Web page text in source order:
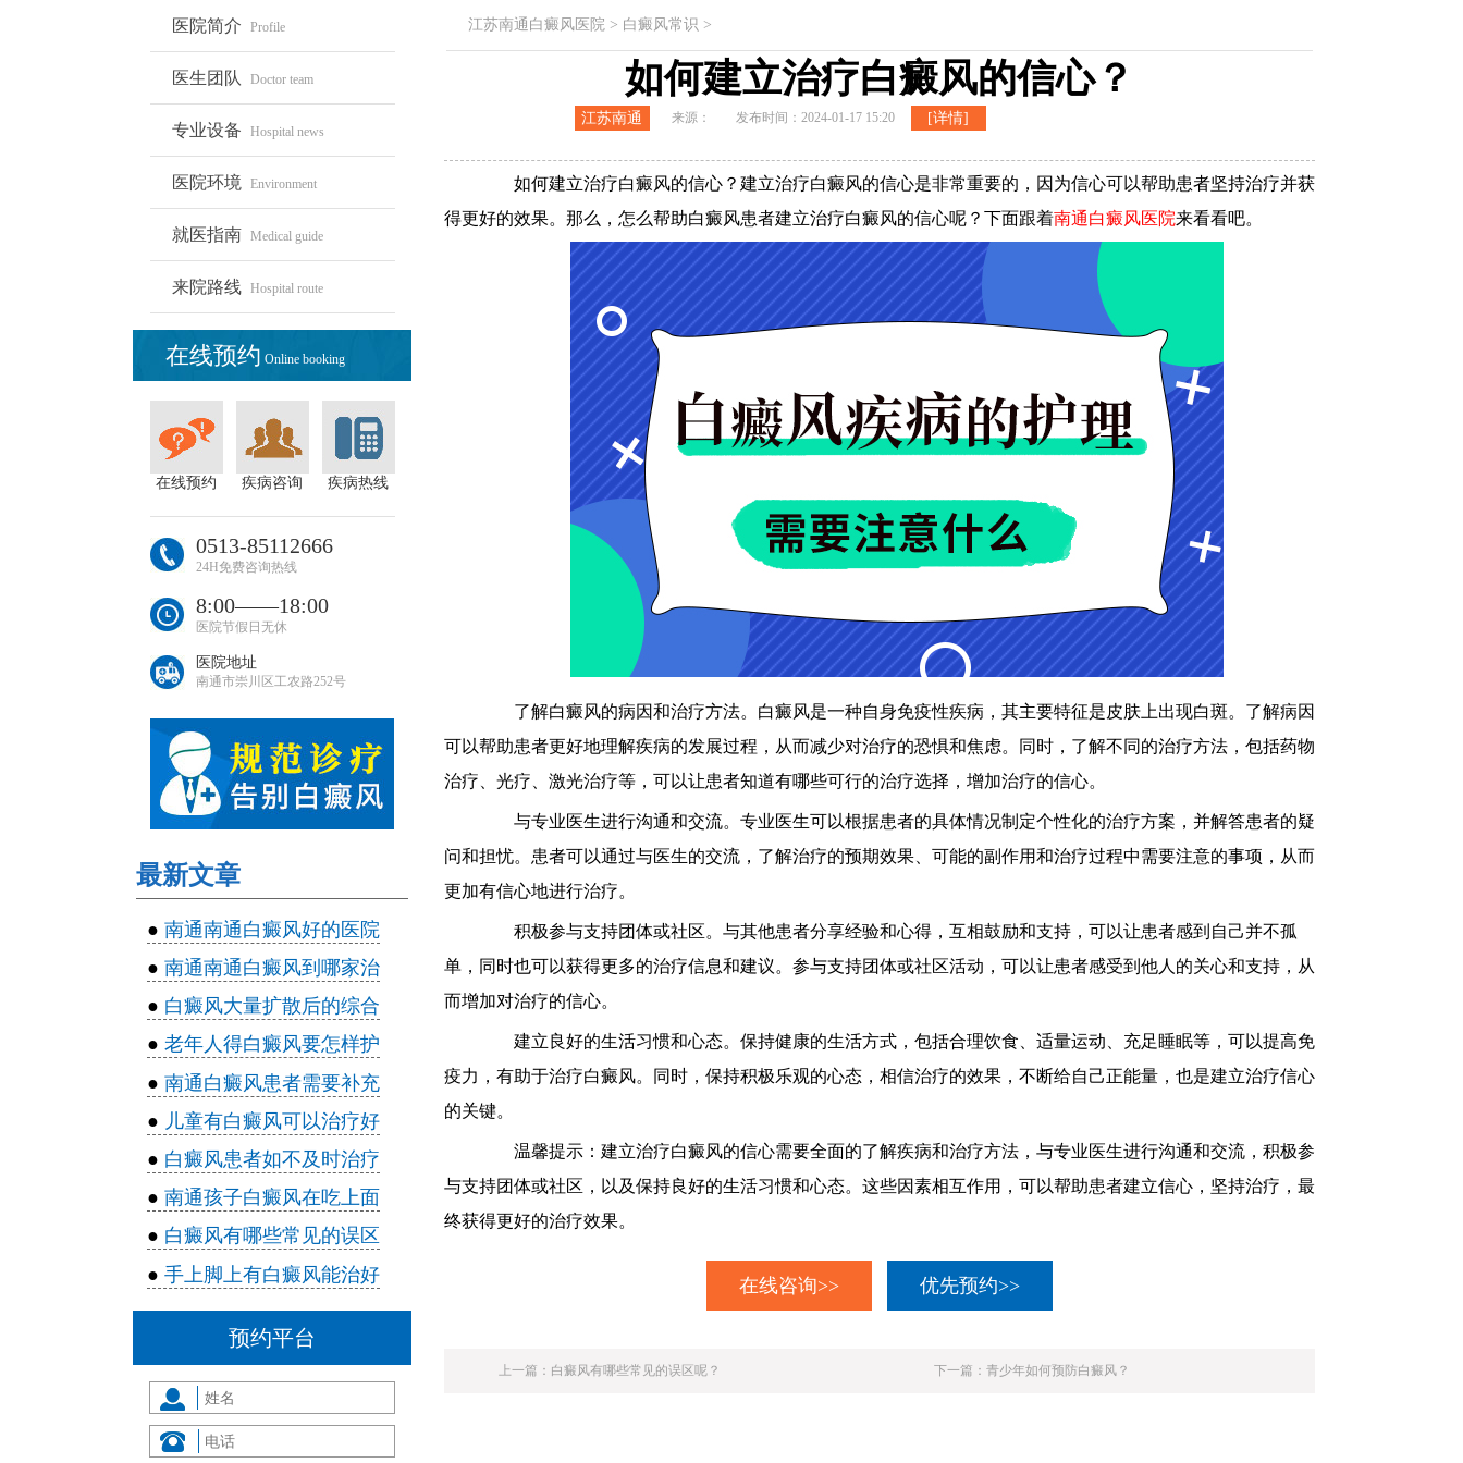
医院简介 Profile
医生团队 Doctor team
专业设备 Hospital news
医院环境 Environment
就医指南 Medical guide
来院路线 Hospital route
在线预约 Online booking
在线预约 疾病咨询 疾病热线
0513-85112666
24H免费咨询热线
8:00――18:00
医院节假日无休
医院地址
南通市崇川区工农路252号
最新文章
● 南通南通白癜风好的医院
● 南通南通白癜风到哪家治
● 白癜风大量扩散后的综合
● 老年人得白癜风要怎样护
● 南通白癜风患者需要补充
● 儿童有白癜风可以治疗好
● 白癜风患者如不及时治疗
● 南通孩子白癜风在吃上面
● 白癜风有哪些常见的误区
● 手上脚上有白癜风能治好
预约平台
江苏南通白癜风医院> 白癜风常识 >
如何建立治疗白癜风的信心？
来源：
江苏南通
发布时间：2024-01-17 15:20 [详情]
如何建立治疗白癜风的信心？建立治疗白癜风的信心是非常重要的，因为信心可以帮助患者坚持治疗并获
得更好的效果。那么，怎么帮助白癜风患者建立治疗白癜风的信心呢？下面跟着南通白癜风医院来看看吧。
了解白癜风的病因和治疗方法。白癜风是一种自身免疫性疾病，其主要特征是皮肤上出现白斑。了解病因
可以帮助患者更好地理解疾病的发展过程，从而减少对治疗的恐惧和焦虑。同时，了解不同的治疗方法，包括药物
治疗、光疗、激光治疗等，可以让患者知道有哪些可行的治疗选择，增加治疗的信心。
与专业医生进行沟通和交流。专业医生可以根据患者的具体情况制定个性化的治疗方案，并解答患者的疑
问和担忧。患者可以通过与医生的交流，了解治疗的预期效果、可能的副作用和治疗过程中需要注意的事项，从而
更加有信心地进行治疗。
积极参与支持团体或社区。与其他患者分享经验和心得，互相鼓励和支持，可以让患者感到自己并不孤
单，同时也可以获得更多的治疗信息和建议。参与支持团体或社区活动，可以让患者感受到他人的关心和支持，从
而增加对治疗的信心。
建立良好的生活习惯和心态。保持健康的生活方式，包括合理饮食、适量运动、充足睡眠等，可以提高免
疫力，有助于治疗白癜风。同时，保持积极乐观的心态，相信治疗的效果，不断给自己正能量，也是建立治疗信心
的关键。
温馨提示：建立治疗白癜风的信心需要全面的了解疾病和治疗方法，与专业医生进行沟通和交流，积极参
与支持团体或社区，以及保持良好的生活习惯和心态。这些因素相互作用，可以帮助患者建立信心，坚持治疗，最
终获得更好的治疗效果。
在线咨询>> 优先预约>>
上一篇： 白癜风有哪些常见的误区呢？ 下一篇： 青少年如何预防白癜风？